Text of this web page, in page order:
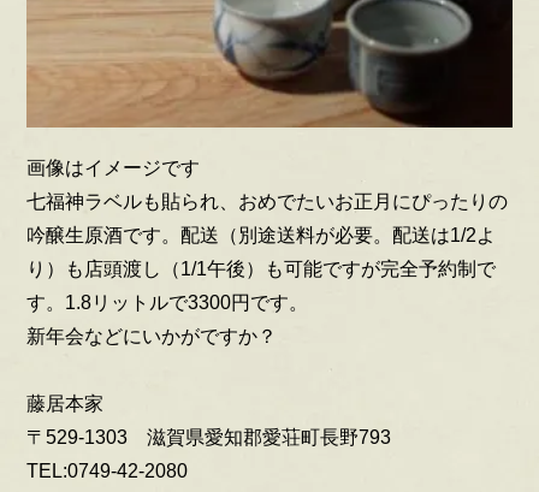
画像はイメージです
七福神ラベルも貼られ、おめでたいお正月にぴったりの
吟醸生原酒です。配送（別途送料が必要。配送は1/2よ
り）も店頭渡し（1/1午後）も可能ですが完全予約制で
す。1.8リットルで3300円です。
新年会などにいかがですか？
藤居本家
〒529-1303 滋賀県愛知郡愛荘町長野793
TEL:0749-42-2080